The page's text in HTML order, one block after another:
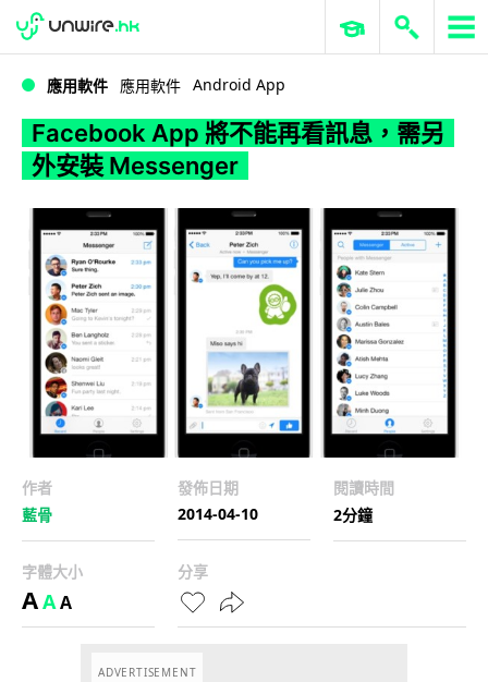
WWDC 2026 ERP 與商業 AI
應用軟件 應用軟件 Android App
Facebook App 將不能再看訊息，需另
外安裝 Messenger
作者
藍骨
發佈日期
2014-04-10
閱讀時間
2分鐘
字體大小
AAA
分享
ADVERTISEMENT